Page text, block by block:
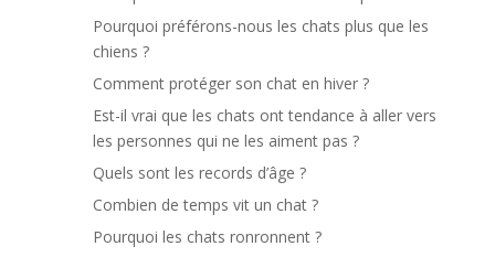
Pourquoi préférons-nous les chats plus que les
chiens ?
Comment protéger son chat en hiver ?
Est-il vrai que les chats ont tendance à aller vers
les personnes qui ne les aiment pas ?
Quels sont les records d’âge ?
Combien de temps vit un chat ?
Pourquoi les chats ronronnent ?